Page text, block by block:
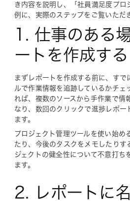
き内容を説明し、「社員満足度プロ
例に、実際のステップをご覧いただ
1. 仕事のある
ートを作成する
まずレポートを作成する前に、すで
ルで作業情報を追跡しているかチェ
れば、複数のソースから手作業で情
なり、数回のクリックで進捗レポー
ます。
プロジェクト管理ツールを使い始め
たり、今後のタスクをメモしたりす
ジェクトの健全性について不意打ち
ます。
2. レポートに